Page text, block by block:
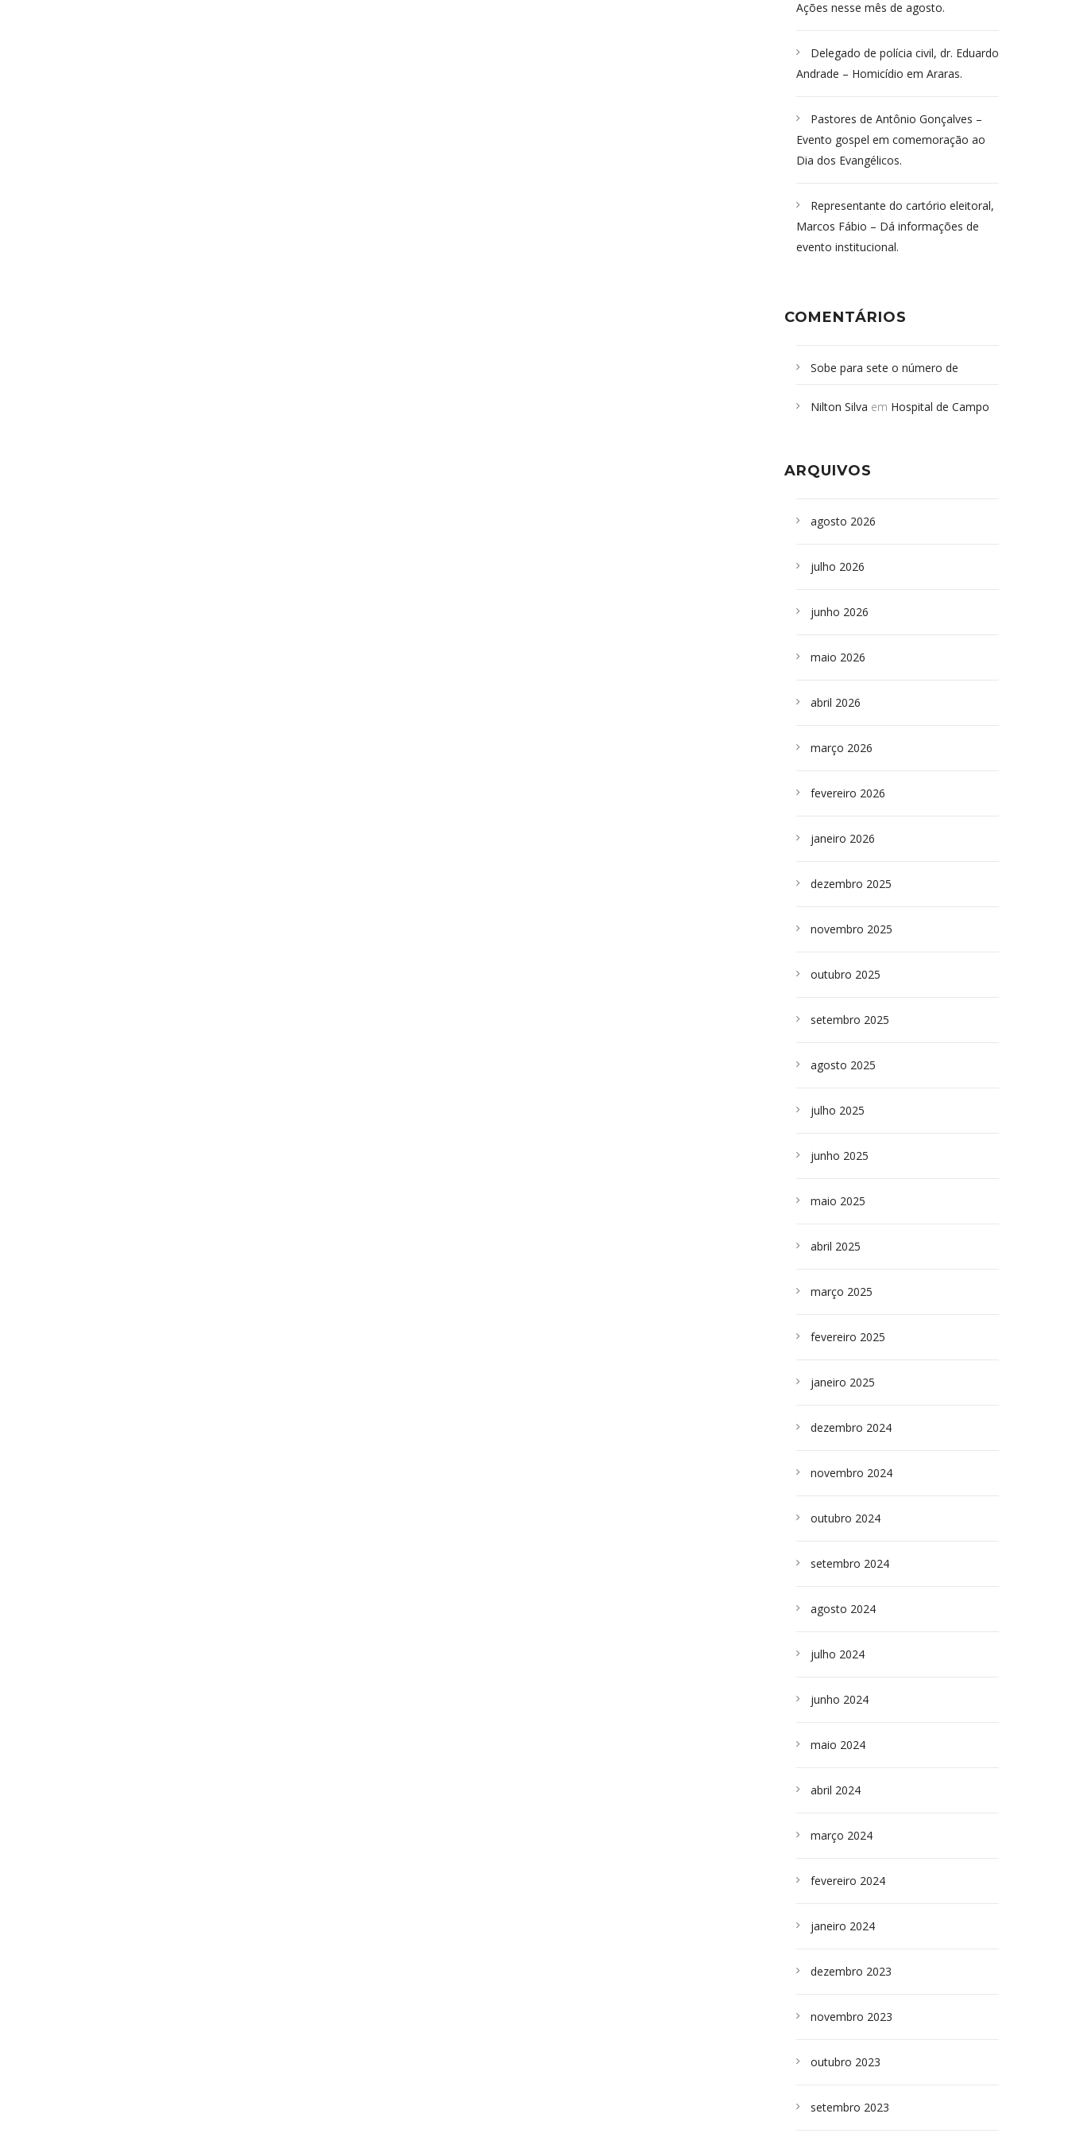
Ações nesse mês de agosto.
Delegado de polícia civil, dr. Eduardo
Andrade – Homicídio em Araras.
Pastores de Antônio Gonçalves –
Evento gospel em comemoração ao
Dia dos Evangélicos.
Representante do cartório eleitoral,
Marcos Fábio – Dá informações de
evento institucional.
COMENTÁRIOS
Sobe para sete o número de
desabamento em São Paulo - Revista
sepultados em SP
Nilton Silva em Hospital de Campo
ARQUIVOS
agosto 2026
julho 2026
junho 2026
maio 2026
abril 2026
março 2026
fevereiro 2026
janeiro 2026
dezembro 2025
novembro 2025
outubro 2025
setembro 2025
agosto 2025
julho 2025
junho 2025
maio 2025
abril 2025
março 2025
fevereiro 2025
janeiro 2025
dezembro 2024
novembro 2024
outubro 2024
setembro 2024
agosto 2024
julho 2024
junho 2024
maio 2024
abril 2024
março 2024
fevereiro 2024
janeiro 2024
dezembro 2023
novembro 2023
outubro 2023
setembro 2023